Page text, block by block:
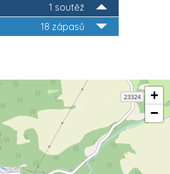
1 soutěž
18 zápasů
+
−